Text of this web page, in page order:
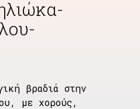
βραδιά στην
με χορούς,